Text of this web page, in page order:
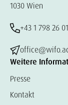
1030 Wien
+43 1 798 26
Weitere
Presse
Kontakt